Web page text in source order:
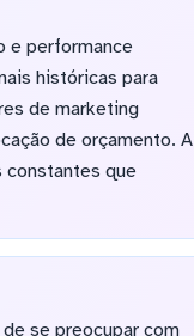
e performance
históricas para
de marketing
de orçamento. A
que
se preocupar com